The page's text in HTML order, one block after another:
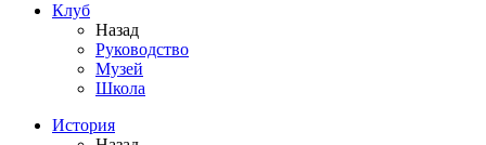
Клуб
Назад
Руководство
Музей
Школа
История